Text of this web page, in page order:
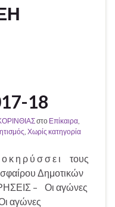
18
στο Επίκαιρα
Χωρίς κατηγορία
η ρ ύ σ σ ε ι τους
Δημοτικών
– Οι αγώνες
αγώνες